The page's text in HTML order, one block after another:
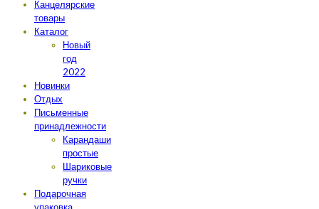
Канцелярские
товары
Каталог
Новый
год
2022
Новинки
Отдых
Письменные
принадлежности
Карандаши
простые
Шариковые
ручки
Подарочная